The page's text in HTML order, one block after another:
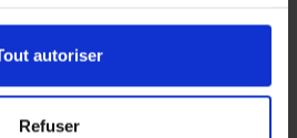
autoriser
Refuser
peut rapidement devenir un
et les entreprises. Les
d’As de Pic se tiennent à votre
des solutions efficaces et durables